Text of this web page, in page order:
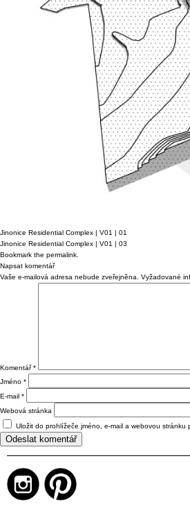
Jinonice Residential Complex | V01 | 01
Jinonice Residential Complex | V01 | 03
Bookmark the permalink
Napsat komentář
Vaše e-mailová adresa nebude zveřejněna.
Vyžadované
Komentář*
Jméno *
E-mail *
Webová stránka
Uložit do prohlížeče jméno, e-mail a webovou stránku